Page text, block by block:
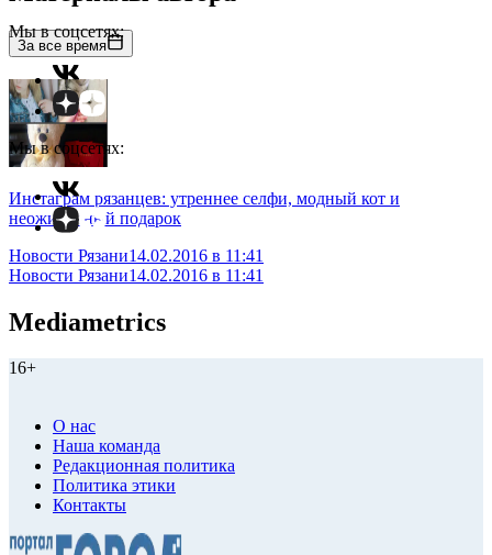
Мы в соцсетях:
Мы в соцсетях:
За все время
Инстаграм рязанцев: утреннее селфи, модный кот и
неожиданный подарок
Новости Рязани14.02.2016 в 11:41
Новости Рязани14.02.2016 в 11:41
Mediametrics
16+
О нас
Наша команда
Редакционная политика
Политика этики
Контакты